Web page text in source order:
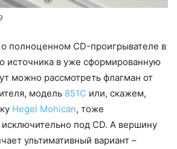
полноценном CD-проигрывателе в
источника в уже сформированную
можно рассмотреть флагман от
модель 851С или, скажем,
Hegel Mohican, тоже
под CD. А вершину
ультимативный вариант –